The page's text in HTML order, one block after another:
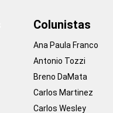
Colunistas
Ana Paula Franco
Antonio Tozzi
Breno DaMata
Carlos Martinez
Carlos Wesley